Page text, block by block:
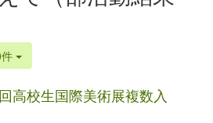
高校生国際美術展複数入